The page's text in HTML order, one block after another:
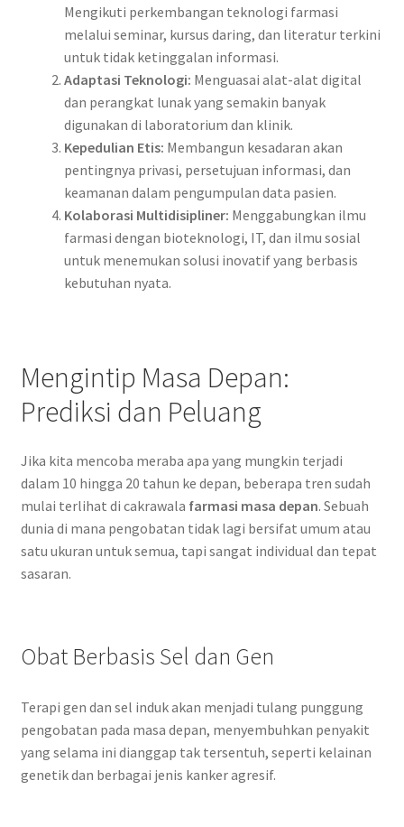
Mengikuti perkembangan teknologi farmasi
melalui seminar, kursus daring, dan literatur terkini
untuk tidak ketinggalan informasi.
Adaptasi Teknologi: Menguasai alat-alat digital
dan perangkat lunak yang semakin banyak
digunakan di laboratorium dan klinik.
Kepedulian Etis: Membangun kesadaran akan
pentingnya privasi, persetujuan informasi, dan
keamanan dalam pengumpulan data pasien.
Kolaborasi Multidisipliner: Menggabungkan ilmu
farmasi dengan bioteknologi, IT, dan ilmu sosial
untuk menemukan solusi inovatif yang berbasis
kebutuhan nyata.
Mengintip Masa Depan:
Prediksi dan Peluang
Jika kita mencoba meraba apa yang mungkin terjadi
dalam 10 hingga 20 tahun ke depan, beberapa tren sudah
mulai terlihat di cakrawala farmasi masa depan. Sebuah
dunia di mana pengobatan tidak lagi bersifat umum atau
satu ukuran untuk semua, tapi sangat individual dan tepat
sasaran.
Obat Berbasis Sel dan Gen
Terapi gen dan sel induk akan menjadi tulang punggung
pengobatan pada masa depan, menyembuhkan penyakit
yang selama ini dianggap tak tersentuh, seperti kelainan
genetik dan berbagai jenis kanker agresif.